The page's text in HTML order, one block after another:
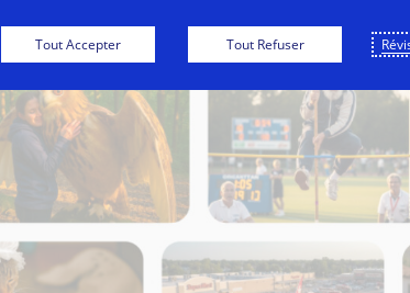
Tout Accepter Tout Refuser